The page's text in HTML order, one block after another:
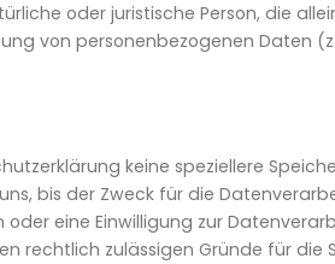
oder juristische Person, die
von personenbezogenen Daten
keine speziellere
bis der Zweck für die
eine Einwilligung zur
rechtlich zulässigen Gründe für die